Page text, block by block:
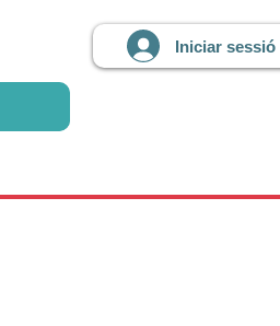
Iniciar sessió